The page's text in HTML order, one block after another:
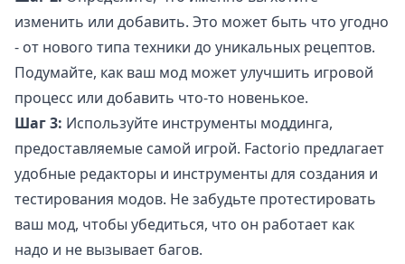
изменить или добавить. Это может быть что угодно
- от нового типа техники до уникальных рецептов.
Подумайте, как ваш мод может улучшить игровой
процесс или добавить что-то новенькое.
Шаг 3: Используйте инструменты моддинга,
предоставляемые самой игрой. Factorio предлагает
удобные редакторы и инструменты для создания и
тестирования модов. Не забудьте протестировать
ваш мод, чтобы убедиться, что он работает как
надо и не вызывает багов.